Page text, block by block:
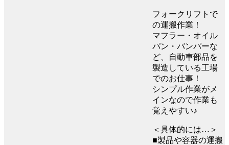
フォークリフトで
の運搬作業！
マフラー・オイル
パン・バンパーな
ど、自動車部品を
製造している工場
でのお仕事！
シンプル作業がメ
インなので作業も
覚えやすい♪
＜具体的には…＞
■製品や容器の運搬